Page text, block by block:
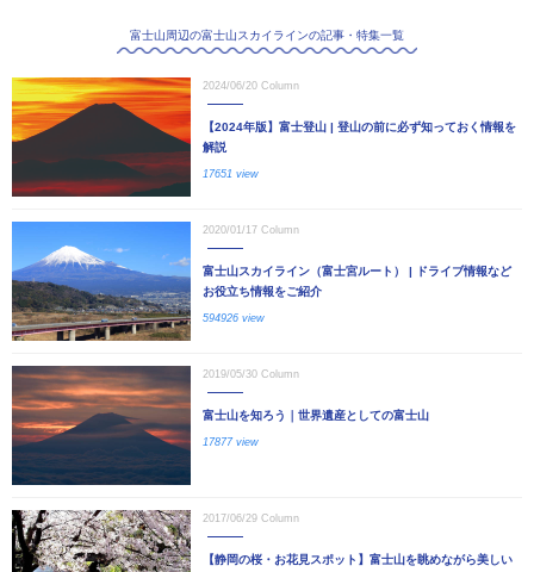
富士山周辺の富士山スカイラインの記事・特集一覧
2024/06/20 Column
【2024年版】富士登山 | 登山の前に必ず知っておく情報を
解説
17651 view
2020/01/17 Column
富士山スカイライン（富士宮ルート） | ドライブ情報など
お役立ち情報をご紹介
594926 view
2019/05/30 Column
富士山を知ろう｜世界遺産としての富士山
17877 view
2017/06/29 Column
【静岡の桜・お花見スポット】富士山を眺めながら美しい